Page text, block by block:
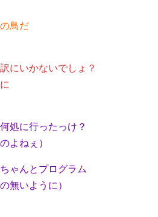
鳥だ
にいかないでしょ？
処に行ったっけ？
よねぇ）
ゃんとプログラム
無いように）